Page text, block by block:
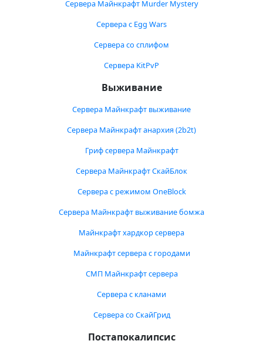
Сервера Майнкрафт Murder Mystery
Сервера с Egg Wars
Сервера со сплифом
Сервера KitPvP
Выживание
Сервера Майнкрафт выживание
Сервера Майнкрафт анархия (2b2t)
Гриф сервера Майнкрафт
Сервера Майнкрафт СкайБлок
Сервера с режимом OneBlock
Сервера Майнкрафт выживание бомжа
Майнкрафт хардкор сервера
Майнкрафт сервера с городами
СМП Майнкрафт сервера
Сервера с кланами
Сервера со СкайГрид
Постапокалипсис